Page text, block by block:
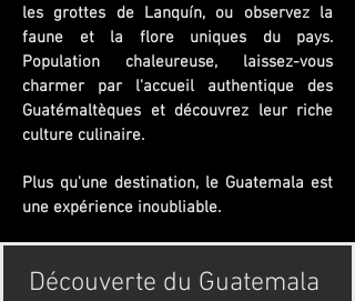
les grottes de Lanquín, ou observez la
faune et la flore uniques du pays.
Population chaleureuse, laissez-vous
charmer par l'accueil authentique des
Guatémaltèques et découvrez leur riche
culture culinaire.
Plus qu'une destination, le Guatemala est
une expérience inoubliable.
Découverte du Guatemala